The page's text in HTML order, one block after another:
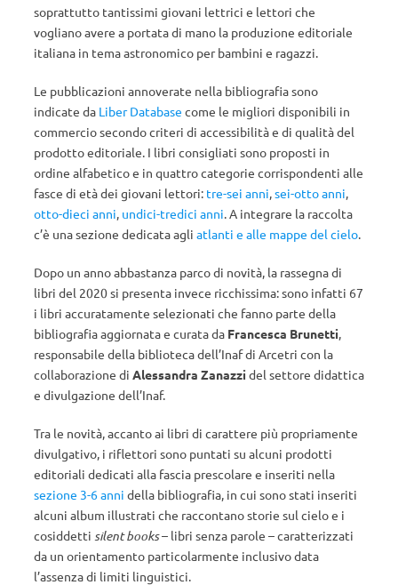
soprattutto tantissimi giovani lettrici e lettori che
vogliano avere a portata di mano la produzione editoriale
italiana in tema astronomico per bambini e ragazzi.
Le pubblicazioni annoverate nella bibliografia sono
indicate da Liber Database come le migliori disponibili in
commercio secondo criteri di accessibilità e di qualità del
prodotto editoriale. I libri consigliati sono proposti in
ordine alfabetico e in quattro categorie corrispondenti alle
fasce di età dei giovani lettori: tre-sei anni,sei-otto anni,
otto-dieci anni, undici-tredici anni. A integrare la raccolta
c’è una sezione dedicata agli atlanti e alle mappe del cielo.
Dopo un anno abbastanza parco di novità, la rassegna di
libri del 2020 si presenta invece ricchissima: sono infatti 67
i libri accuratamente selezionati che fanno parte della
bibliografia aggiornata e curata da Francesca Brunetti,
responsabile della biblioteca dell’Inaf di Arcetri con la
collaborazione di Alessandra Zanazzi del settore didattica
e divulgazione dell’Inaf.
Tra le novità, accanto ai libri di carattere più propriamente
divulgativo, i riflettori sono puntati su alcuni prodotti
editoriali dedicati alla fascia prescolare e inseriti nella
sezione 3-6 anni della bibliografia, in cui sono stati inseriti
alcuni album illustrati che raccontano storie sul cielo e i
cosiddetti silent books– libri senza parole – caratterizzati
da un orientamento particolarmente inclusivo data
l’assenza di limiti linguistici.